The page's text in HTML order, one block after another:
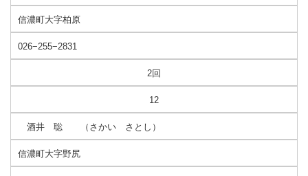
信濃町大字柏原
026−255−2831
2回
12
酒井 聡 （さかい さとし）
信濃町大字野尻